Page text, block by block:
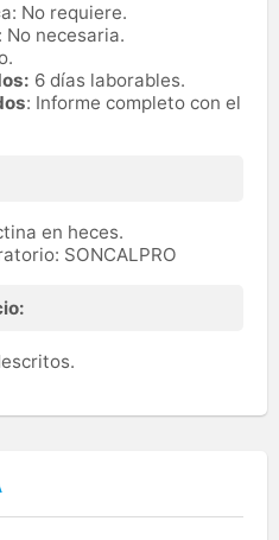
a: No requiere.
: No necesaria.
6 días laborables.
: Informe completo con el
en heces.
SONCALPRO